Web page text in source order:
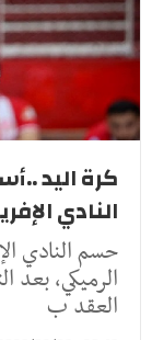
كرة اليد
النادي
حسم النادي
الرميكي، بعد
العقد ب